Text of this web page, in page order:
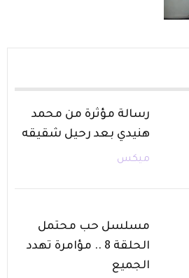
رسالة مؤثرة من محمد
هنيدي بعد رحيل شقيقه
ميكس
مسلسل حب محتمل
الحلقة 8 .. مؤامرة تهدد
الجميع